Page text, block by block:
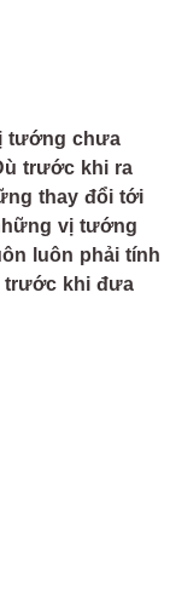
tướng chưa
trước khi ra
thay đổi tới
vị tướng
luôn phải tính
trước khi đưa